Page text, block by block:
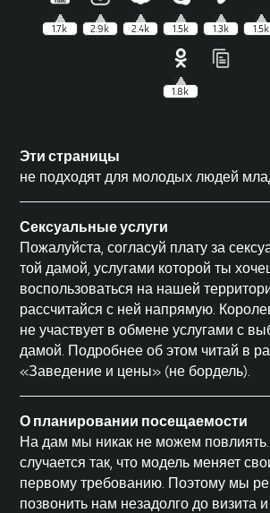
1.7k 2.9k 2.4k 1.5k 1.3k 1.5k
1.8k
Эти страницы
не подходят для молодых людей
Сексуальные услуги
Пожалуйста, согласуй плату за
той дамой, услугами которой ты
воспользоваться на нашей
рассчитайся с ней напрямую.
не участвует в обмене услугами с
дамой. Подробнее об этом читай в
«Заведение и цены» (не бордель).
О планировании посещаемости
На дам мы никак не можем
случается так, что модель меняет
первому требованию. Поэтому мы
позвонить нам незадолго до визита и